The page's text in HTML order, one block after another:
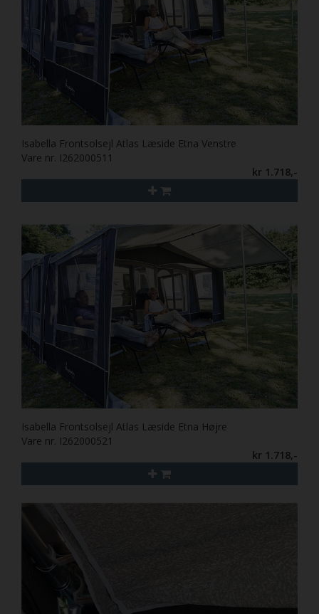
Isabella Frontsolsejl Atlas Læside Etna Venstre
Vare nr. I262000511
kr 1.718,-
Isabella Frontsolsejl Atlas Læside Etna Højre
Vare nr. I262000521
kr 1.718,-